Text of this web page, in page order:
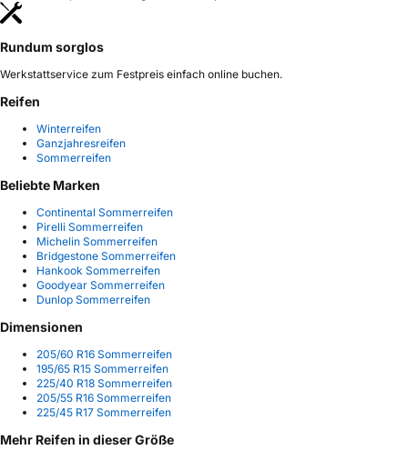
Rundum sorglos
Werkstattservice zum Festpreis einfach online buchen.
Reifen
Winterreifen
Ganzjahresreifen
Sommerreifen
Beliebte Marken
Continental Sommerreifen
Pirelli Sommerreifen
Michelin Sommerreifen
Bridgestone Sommerreifen
Hankook Sommerreifen
Goodyear Sommerreifen
Dunlop Sommerreifen
Dimensionen
205/60 R16 Sommerreifen
195/65 R15 Sommerreifen
225/40 R18 Sommerreifen
205/55 R16 Sommerreifen
225/45 R17 Sommerreifen
Mehr Reifen in dieser Größe